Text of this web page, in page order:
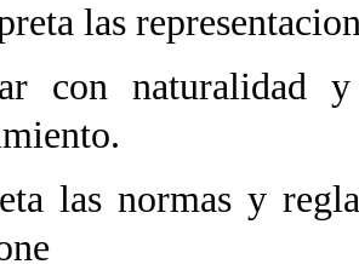
las
con naturalidad
las normas y